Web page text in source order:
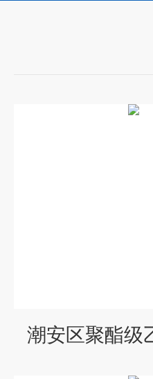
潮安区聚酯级